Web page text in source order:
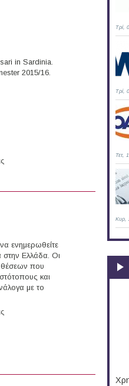
in Sardinia.
2015/16.
at University of Sassari (Sardinia)
ενημερωθείτε
στην Ελλάδα. Οι
θέσεων που
και
με το
στον Ιδιωτικό Τομέα στην
Τρί,
Τρί,
Τετ,
Κυρ,